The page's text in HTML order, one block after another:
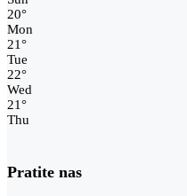
20°
Mon
21°
Tue
22°
Wed
21°
Thu
Pratite nas